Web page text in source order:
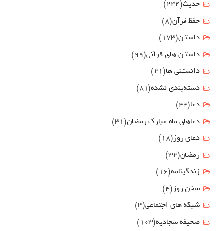
حدیث(244)
حفظ قرآن(8)
داستان(173)
داستان های قرآنی(99)
دانستنی ها(21)
دسته‌بندی نشده(81)
دعا(44)
دعاهای ماه مبارک رمضان(31)
دعای روز(18)
رمضان(32)
زندگینامه(16)
سخن روز(4)
شبکه های اجتماعی(3)
صحیفه سجادیه(103)